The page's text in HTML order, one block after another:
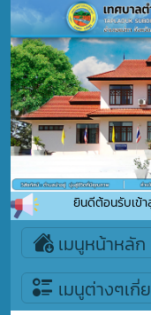
ยินดีต้อนรับเข้า
เมนูหน้าหลัก
เมนูต่างๆเ